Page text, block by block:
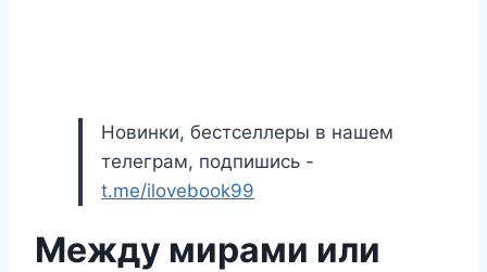
Новинки, бестселлеры в нашем
телеграм, подпишись -
t.me/ilovebook99
Между мирами или